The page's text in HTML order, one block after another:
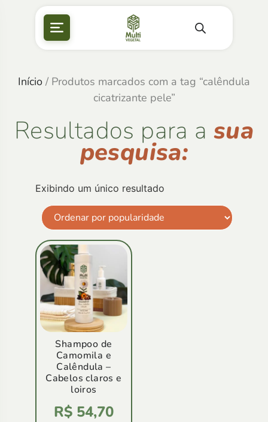
Início / Produtos marcados com a tag “calêndula
cicatrizante pele”
Resultados para a sua
pesquisa:
Exibindo um único resultado
Shampoo de
Camomila e
Calêndula –
Cabelos claros e
loiros
5.00
de
5
R$ 54,70